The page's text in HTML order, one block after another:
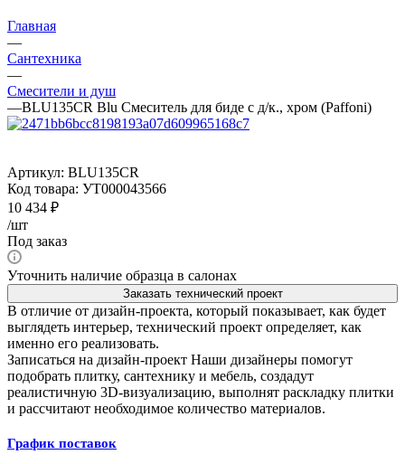
Главная
—
Сантехника
—
Смесители и душ
—BLU135CR Blu Смеситель для биде с д/к., хром (Paffoni)
Артикул: BLU135CR
Код товара: УТ000043566
10 434 ₽
/шт
Под заказ
Уточнить наличие образца в салонах
Заказать технический проект
В отличие от дизайн-проекта, который показывает, как будет
выглядеть интерьер, технический проект определяет, как
именно его реализовать.
Записаться на дизайн-проект Наши дизайнеры помогут
подобрать плитку, сантехнику и мебель, создадут
реалистичную 3D-визуализацию, выполнят раскладку плитки
и рассчитают необходимое количество материалов.
График поставок